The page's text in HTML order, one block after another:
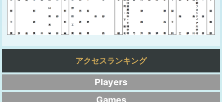
アクセスランキング
Players